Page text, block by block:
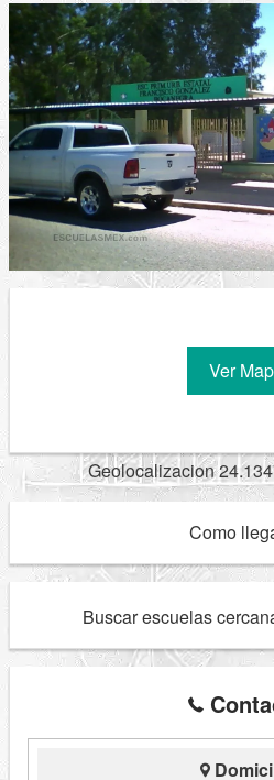
Ver
Geolocalizacion
Como
Buscar escuelas